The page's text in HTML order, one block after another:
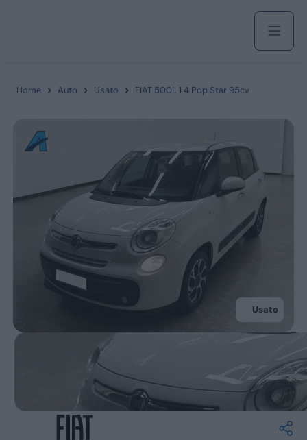
Acquista
Azienda
Servizi
Marchi
Fiat
Jeep
Renault
Home Auto Usato FIAT 500L 1.4 Pop Star 95cv
Usato